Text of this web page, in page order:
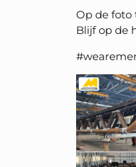
Op de foto
Blijf op de